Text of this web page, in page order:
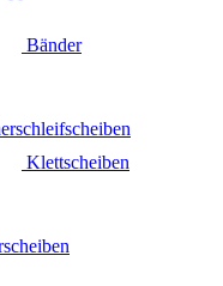
Bänder
Klettscheiben